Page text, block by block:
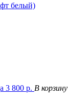
белый)
3 800 р. В корзину